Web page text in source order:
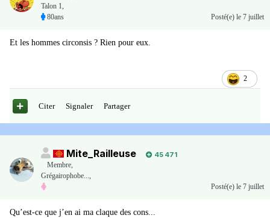
Talon 1,
80ans
Posté(e) le 7 juillet
Et les hommes circonsis ? Rien pour eux.
2
Citer Signaler Partager
Mite_Railleuse
45 471
Membre,
Grégairophobe...,
Posté(e) le 7 juillet
Qu’est-ce que j’en ai ma claque des cons...